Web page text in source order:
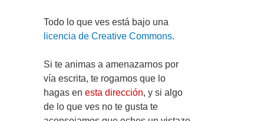
Todo lo que ves está bajo una
licencia de Creative Commons.
Si te animas a amenazarnos por
vía escrita, te rogamos que lo
hagas en esta dirección, y si algo
de lo que ves no te gusta te